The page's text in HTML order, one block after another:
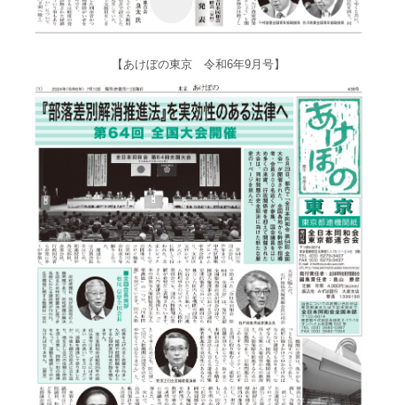
【あけぼの東京 令和6年9月号】